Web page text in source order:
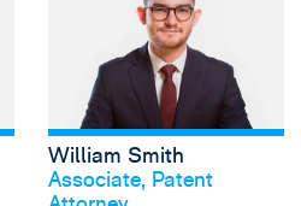
Profil anschauen
William Smith
Associate, Patent